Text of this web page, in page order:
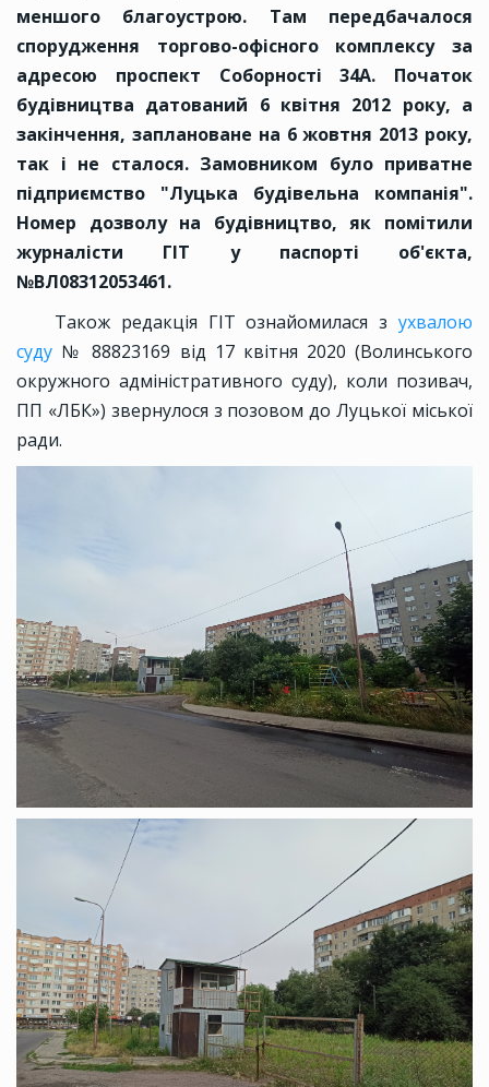
меншого благоустрою. Там передбачалося
спорудження торгово-офісного комплексу за
адресою проспект Соборності 34А. Початок
будівництва датований 6 квітня 2012 року, а
закінчення, заплановане на 6 жовтня 2013 року,
так і не сталося. Замовником було приватне
підприємство "Луцька будівельна компанія".
Номер дозволу на будівництво, як помітили
журналісти ГІТ у паспорті об'єкта,
№ВЛ08312053461.
Також редакція ГІТ ознайомилася з ухвалою
суду № 88823169 від 17 квітня 2020 (Волинського
окружного адміністративного суду), коли позивач,
ПП «ЛБК») звернулося з позовом до Луцької міської
ради.